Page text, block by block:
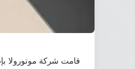
قامت شركة موتورولا